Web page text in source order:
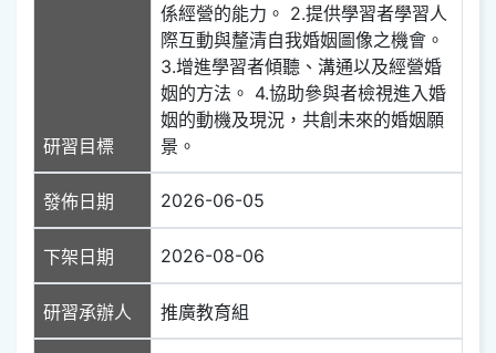
研習目標
係經營的能力。 2.提供學習者學習人
際互動與釐清自我婚姻圖像之機會。
3.增進學習者傾聽、溝通以及經營婚
姻的方法。 4.協助參與者檢視進入婚
姻的動機及現況，共創未來的婚姻願
景。
發佈日期 2026-06-05
下架日期 2026-08-06
研習承辦人 推廣教育組